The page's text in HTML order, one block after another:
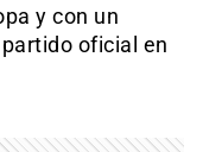
y con un
oficial en